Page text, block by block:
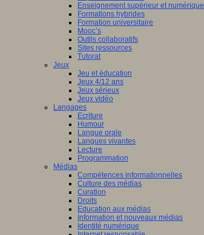
Enseignement supérieur et numérique
Formations hybrides
Formation universitaire
Mooc’s
Outils collaboratifs
Sites ressources
Tutorat
Jeux
Jeu et éducation
Jeux 4/12 ans
Jeux sérieux
Jeux vidéo
Langages
Ecriture
Humour
Langue orale
Langues vivantes
Lecture
Programmation
Médias
Compétences informationnelles
Culture des médias
Curation
Droits
Education aux médias
Information et nouveaux médias
Identité numérique